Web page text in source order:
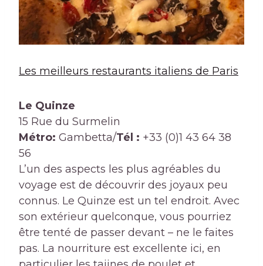
Les meilleurs restaurants italiens de Paris
Le Quinze
15 Rue du Surmelin
Métro: Gambetta/Tél : +33 (0)1 43 64 38
56
L’un des aspects les plus agréables du
voyage est de découvrir des joyaux peu
connus. Le Quinze est un tel endroit. Avec
son extérieur quelconque, vous pourriez
être tenté de passer devant – ne le faites
pas. La nourriture est excellente ici, en